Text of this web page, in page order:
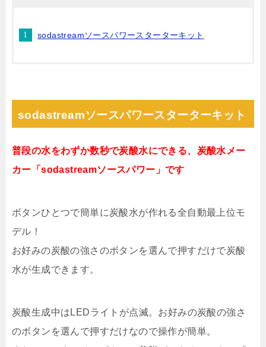
sodastreamソースパワースターターキット
sodastreamソースパワースターターキット
普段の水をわずか数秒で炭酸水にできる、炭酸水メー
カー「sodastreamソースパワー」です
ボタンひとつで簡単に炭酸水が作れる全自動最上位モ
デル！
お好みの炭酸の強さのボタンを選んで押すだけで炭酸
水が生成できます。
炭酸生成中はLEDライトが点滅。お好みの炭酸の強さ
のボタンを選んで押すだけなので操作が簡単。